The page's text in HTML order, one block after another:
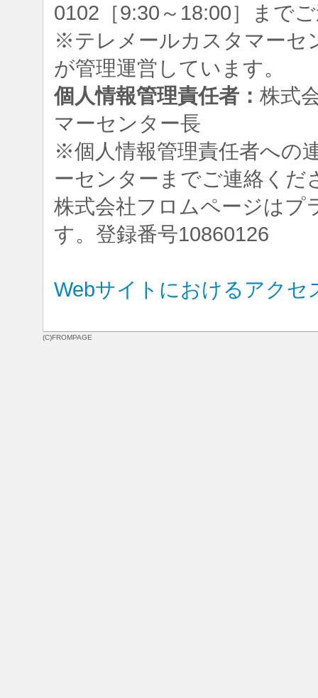
0102［9:30～18:00］まで
※テレメールカスタマーセ
が管理運営しています。
個人情報管理責任者： 株式
マーセンター長
※個人情報管理責任者への
ーセンターまでご連絡くだ
株式会社フロムページはプ
す。登録番号10860126
Webサイトにおけるアクセ
(C)FROMPAGE